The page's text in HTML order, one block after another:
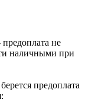
предоплата не
наличными при
берется предоплата